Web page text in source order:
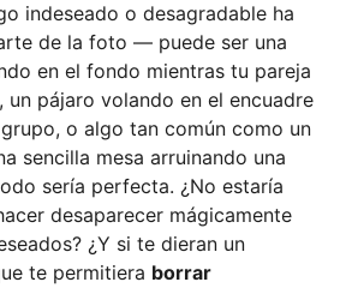
indeseado o desagradable ha
de la foto — puede ser una
en el fondo mientras tu pareja
pájaro volando en el encuadre
o algo tan común como un
sencilla mesa arruinando una
sería perfecta. ¿No estaría
desaparecer mágicamente
¿Y si te dieran un
te permitiera borrar